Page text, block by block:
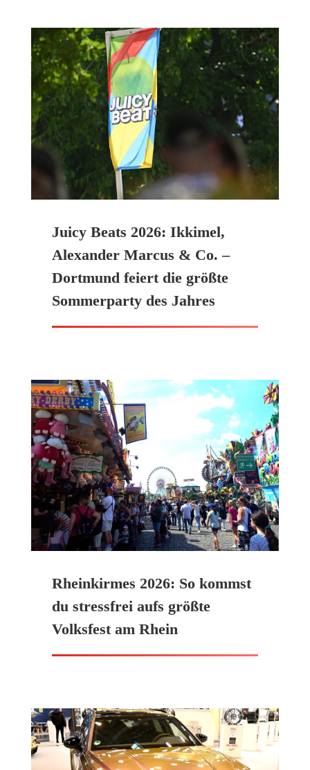
Juicy Beats 2026: Ikkimel,
Alexander Marcus & Co. –
Dortmund feiert die größte
Sommerparty des Jahres
Rheinkirmes 2026: So kommst
du stressfrei aufs größte
Volksfest am Rhein